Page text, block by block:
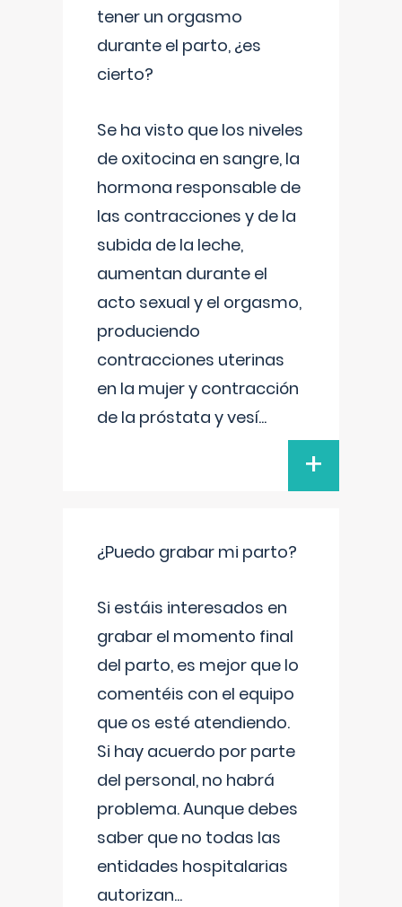
tener un orgasmo
durante el parto, ¿es
cierto?
Se ha visto que los niveles
de oxitocina en sangre, la
hormona responsable de
las contracciones y de la
subida de la leche,
aumentan durante el
acto sexual y el orgasmo,
produciendo
contracciones uterinas
en la mujer y contracción
de la próstata y vesí...
+
¿Puedo grabar mi parto?
Si estáis interesados en
grabar el momento final
del parto, es mejor que lo
comentéis con el equipo
que os esté atendiendo.
Si hay acuerdo por parte
del personal, no habrá
problema. Aunque debes
saber que no todas las
entidades hospitalarias
autorizan...